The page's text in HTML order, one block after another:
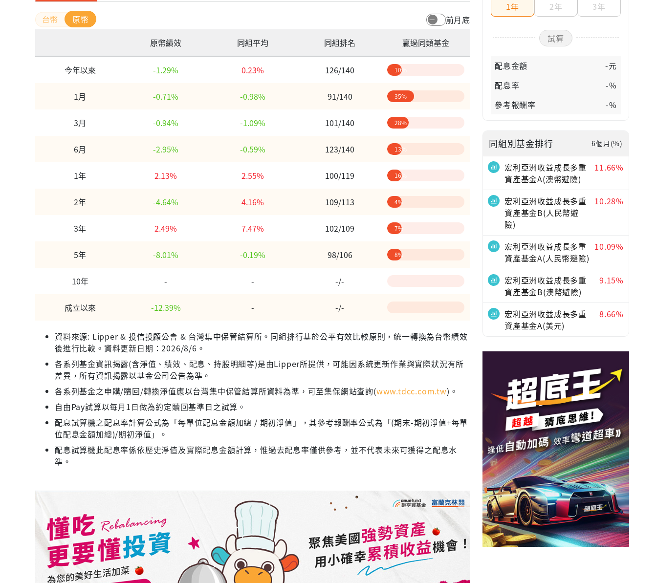
原幣
—
前月底
原幣績效
同組平均 同組排名 贏過同類基金
今年以來 -1.29% 0.23% 126/140 10%
1月 -0.71% -0.98% 91/140 35%
3月 -0.94% -1.09% 101/140 28%
6月 -2.95% -0.59% 123/140 13%
1年 2.13% 2.55% 100/119 16%
2年 -4.64% 4.16% 109/113 4%
3年 2.49% 7.47% 102/109 7%
5年 -8.01% -0.19% 98/106 8%
10年 - - -/-
成立以來 -12.39% - -/-
資料來源: Lipper & 投信投顧公會 & 台灣集中保管結算所。同組排行基於公平有效比較原則，統一轉換為台幣績效
後進行比較。資料更新日期：2026/8/6。
各系列基金資訊揭露(含淨值、績效、配息、持股明細等)是由Lipper所提供，可能因系統更新作業與實際狀況有所
差異，所有資訊揭露以基金公司公告為準。
各系列基金之申購/贖回/轉換淨值應以台灣集中保管結算所資料為準，可至集保網站查詢(www.tdcc.com.tw)。
自由Pay試算以每月1日做為約定贖回基準日之試算。
配息試算機之配息率計算公式為「每單位配息金額加總 / 期初淨值」，其參考報酬率公式為「(期末-期初淨值+每單
位配息金額加總)/期初淨值」。
配息試算機此配息率係依歷史淨值及實際配息金額計算，惟過去配息率僅供參考，並不代表未來可獲得之配息水
準。
1年
2年 3年
試算
配息金額
-元
配息率
-%
參考報酬率
-%
同組別基金排行 6個月(%)
宏利亞洲收益成長多重
資產基金A(澳幣避險)
11.66%
宏利亞洲收益成長多重
資產基金B(人民幣避
險)
10.28%
宏利亞洲收益成長多重
資產基金A(人民幣避險)
10.09%
宏利亞洲收益成長多重
資產基金B(澳幣避險)
9.15%
宏利亞洲收益成長多重
資產基金A(美元)
8.66%